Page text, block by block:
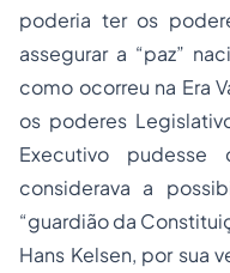
poderia ter os
assegurar a “paz”
como ocorreu na Era
os poderes
Executivo
considerava a
“guardião da
Hans Kelsen, por sua